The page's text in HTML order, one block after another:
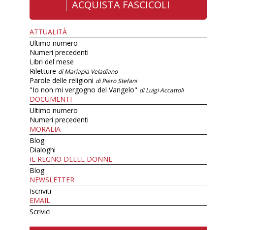
ACQUISTA FASCICOLI
ATTUALITÀ
Ultimo numero
Numeri precedenti
Libri del mese
Riletture di Mariapia Veladiano
Parole delle religioni di Piero Stefani
"Io non mi vergogno del Vangelo" di Luigi Accattoli
DOCUMENTI
Ultimo numero
Numeri precedenti
MORALIA
Blog
Dialoghi
IL REGNO DELLE DONNE
Blog
NEWSLETTER
Iscriviti
EMAIL
Scrivici